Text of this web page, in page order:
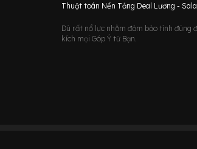
Thuật toán Nền Tảng Deal Lương -
Dù rất nổ lực nhằm đảm bảo tính đúng
kích mọi Góp Ý từ Bạn.